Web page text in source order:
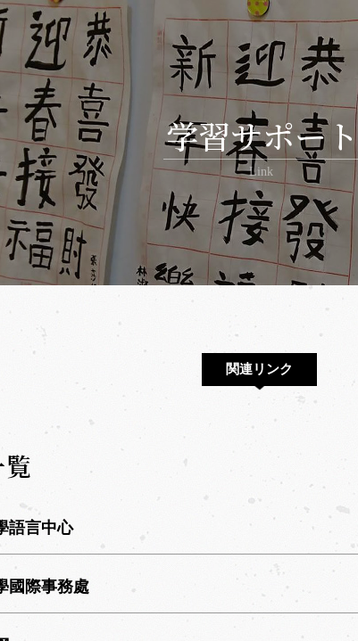
学習サポート
Link
関連リンク
語言中心
國際事務處